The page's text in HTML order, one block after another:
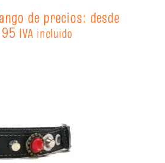
de precios: desde
IVA incluido